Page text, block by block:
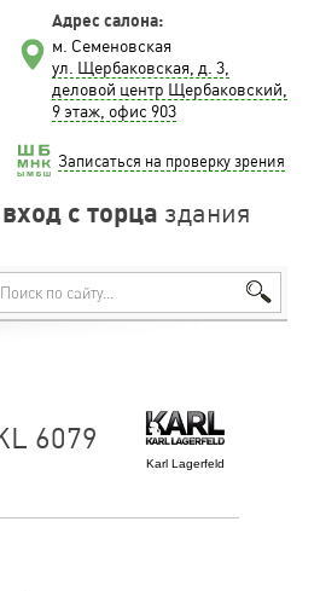
Адрес салона:
м. Семеновская
ул. Щербаковская, д. 3,
деловой центр Щербаковский,
9 этаж, офис 903
Записаться на проверку зрения
вход с торца здания
Karl Lagerfeld
6079